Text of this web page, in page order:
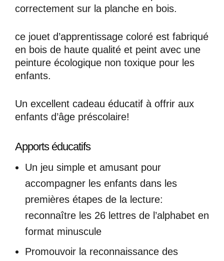
correctement sur la planche en bois.
ce jouet d’apprentissage coloré est fabriqué
en bois de haute qualité et peint avec une
peinture écologique non toxique pour les
enfants.
Un excellent cadeau éducatif à offrir aux
enfants d’âge préscolaire!
Apports éducatifs
Un jeu simple et amusant pour
accompagner les enfants dans les
premières étapes de la lecture:
reconnaître les 26 lettres de l’alphabet en
format minuscule
Promouvoir la reconnaissance des